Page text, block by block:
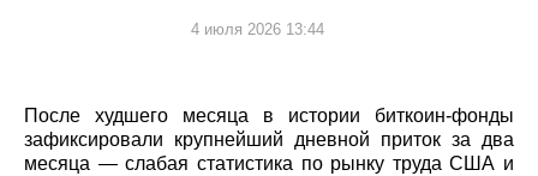
4 июля 2026 13:44
После худшего месяца в истории биткоин-фонды
зафиксировали крупнейший дневной приток за два
месяца — слабая статистика по рынку труда США и